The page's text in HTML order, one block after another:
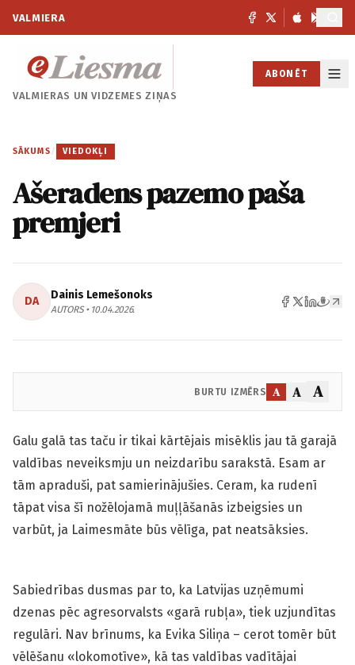
VALMIERA
VALMIERAS UNVIDZEMES ZIŅAS
ABONĒT
SĀKUMS / VIEDOKĻI
Ašeradens pazemo paša
premjeri
DA Dainis Lemešonoks
AUTORS • 10.04.2026.
BURTU IZMĒRS A A A
Galu galā tas taču ir tikai kārtējais misēklis jau tā garajā
valdības neveiksmju un neizdarību sarakstā. Esam ar
tām apraduši, pat samierinājušies. Ceram, ka rudenī
tāpat visa šī nožēlojamā muļļāšanās izbeigsies un
varbūt, ja Laimesmāte būs vēlīga, pat neatsāksies.
Sabiedrības dusmas par to, ka Latvijas uzņēmumi
dzenas pēc agresorvalsts «garā rubļa», tiek uzjundītas
regulāri. Nav brīnums, ka Evika Siliņa – cerot tomēr būt
vēlēšanu «lokomotīve», kā tas valdības vadītājai